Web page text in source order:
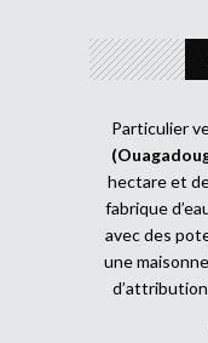
Particulier
hectare et
fabrique
avec des
une